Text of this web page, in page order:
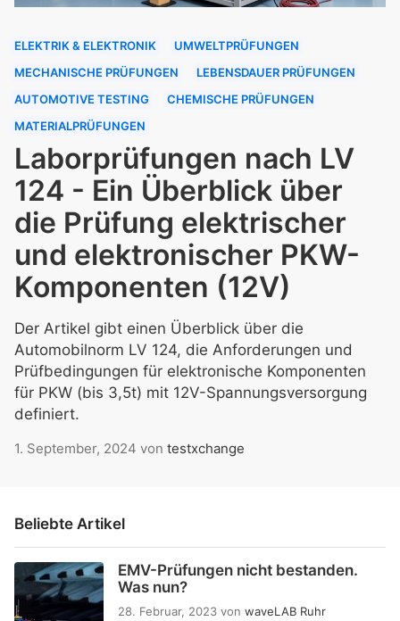
ELEKTRIK & ELEKTRONIK
UMWELTPRÜFUNGEN
MECHANISCHE PRÜFUNGEN
LEBENSDAUER PRÜFUNGEN
AUTOMOTIVE TESTING
CHEMISCHE PRÜFUNGEN
MATERIALPRÜFUNGEN
Laborprüfungen nach LV
124 - Ein Überblick über
die Prüfung elektrischer
und elektronischer PKW-
Komponenten (12V)
Der Artikel gibt einen Überblick über die
Automobilnorm LV 124, die Anforderungen und
Prüfbedingungen für elektronische Komponenten
für PKW (bis 3,5t) mit 12V-Spannungsversorgung
definiert.
1. September, 2024 von testxchange
Beliebte Artikel
EMV-Prüfungen nicht bestanden.
Was nun?
28. Februar, 2023 von waveLAB Ruhr